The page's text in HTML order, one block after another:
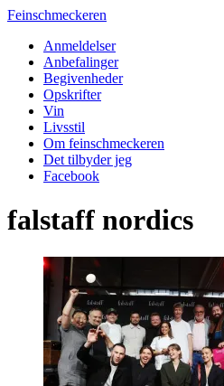
Feinschmeckeren
Anmeldelser
Anbefalinger
Begivenheder
Opskrifter
Vin
Livsstil
Om feinschmeckeren
Det tilbyder jeg
Facebook
falstaff nordics